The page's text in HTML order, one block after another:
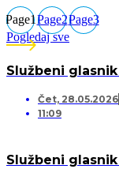
Page1Page2Page3
Pogledaj sve
Službeni glasnik
Čet, 28.05.2026
11:09
Službeni glasnik